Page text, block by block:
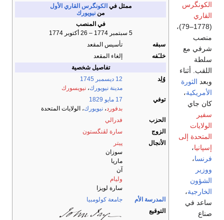
ممثل في الكونگرس القاري الأول
من نيويورك
في المنصب
5 سبتمبر 1774 – 26 أكتوبر 1774
سبقه
تأسيس المقعد
خلـَفه
إلغاء المقعد
تفاصيل شخصية
وُلِد
12 ديسمبر
1745
مدينة نيويورك، نيويسورك
توفي
17 مايو
1829
بدفورد، نيويورك، الولايات المتحدة
الحزب
فدرالي
الزوج
سارة لڤنگستون
الأنجال
پيتر
سوزان
ماريا
آن
وليام
سارة لويزا
المدرسة الأم
جامعة كولومبيا
التوقيع
الكونگرس
القاري
(1778–79)،
منصب
شرفي مع
سلطة
اللقب. أثناء
وبعد الثورة
الأمريكية،
كان جاي
سفير
الولايات
المتحدة إلى
إسپانيا،
فرنسا،
ووزير
الشؤون
الخارجية،
ساعد في
صناع